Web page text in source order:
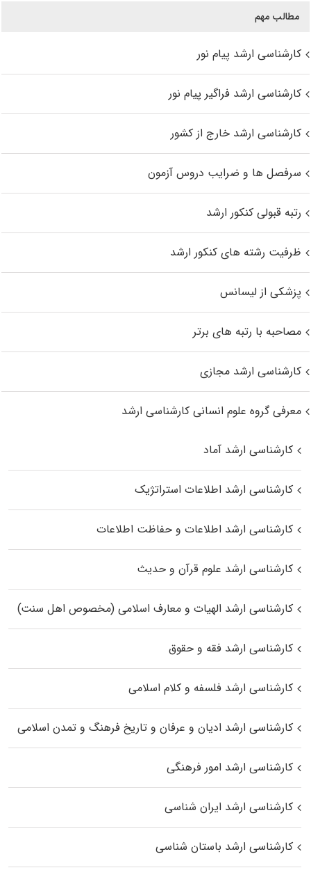
مطالب مهم
کارشناسی ارشد پیام نور
کارشناسی ارشد فراگیر پیام نور
کارشناسی ارشد خارج از کشور
سرفصل ها و ضرایب دروس آزمون
رتبه قبولی کنکور ارشد
ظرفیت رشته های کنکور ارشد
پزشکی از لیسانس
مصاحبه با رتبه های برتر
کارشناسی ارشد مجازی
معرفی گروه علوم انسانی کارشناسی ارشد
کارشناسی ارشد آماد
کارشناسی ارشد اطلاعات استراتژیک
کارشناسی ارشد اطلاعات و حفاظت اطلاعات
کارشناسی ارشد علوم قرآن و حدیث
کارشناسی ارشد الهیات و معارف اسلامی (مخصوص اهل سنت)
کارشناسی ارشد فقه و حقوق
کارشناسی ارشد فلسفه و کلام اسلامی
کارشناسی ارشد ادیان و عرفان و تاریخ فرهنگ و تمدن اسلامی
کارشناسی ارشد امور فرهنگی
کارشناسی ارشد ایران شناسی
کارشناسی ارشد باستان شناسی